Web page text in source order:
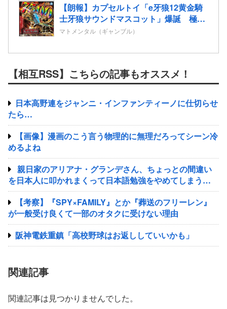
【朗報】カプセルトイ「e牙狼12黄金騎
士牙狼サウンドマスコット」爆誕 極限
7500バトル牙狼剣告知など全5種
マトメンタル（ギャンブル）
【相互RSS】こちらの記事もオススメ！
日本高野連をジャンニ・インファンティーノに仕切らせ
たら…
【画像】漫画のこう言う物理的に無理だろってシーン冷
めるよね
親日家のアリアナ・グランデさん、ちょっとの間違い
を日本人に叩かれまくって日本語勉強をやめてしまう…
【考察】『SPY×FAMILY』とか『葬送のフリーレン』
が一般受け良くて一部のオタクに受けない理由
阪神電鉄重鎮「高校野球はお返ししていいかも」
関連記事
関連記事は見つかりませんでした。